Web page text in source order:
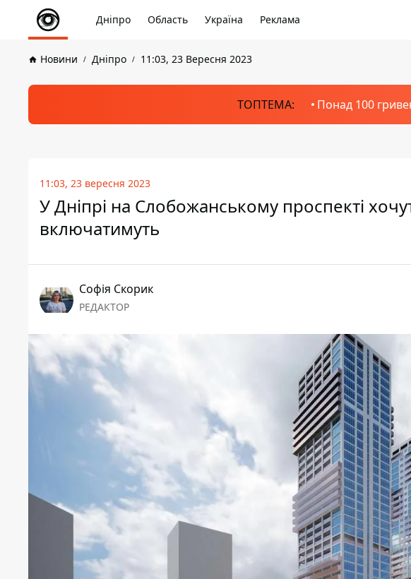
Дніпро Область Україна Реклама
Новини Дніпро 11:03, 23 Вересня 2023
ТОПТЕМА: Понад 100
11:03, 23 вересня 2023
У Дніпрі на Слобожанському проспекті
включатимуть
Софія Скорик
РЕДАКТОР